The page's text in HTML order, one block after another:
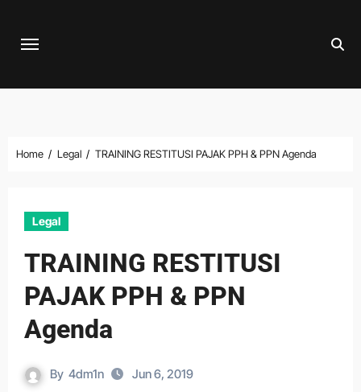
Home Legal TRAINING RESTITUSI PAJAK PPH & PPN Agenda
Legal
TRAINING RESTITUSI
PAJAK PPH & PPN
Agenda
By 4dm1n Jun 6, 2019